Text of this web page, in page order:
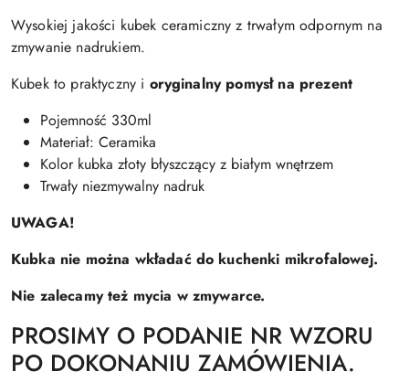
Wysokiej jakości kubek ceramiczny z trwałym odpornym na
zmywanie nadrukiem.
Kubek to praktyczny i oryginalny pomysł na prezent
Pojemność 330ml
Materiał: Ceramika
Kolor kubka złoty błyszczący z białym wnętrzem
Trwały niezmywalny nadruk
UWAGA!
Kubka nie można wkładać do kuchenki mikrofalowej.
Nie zalecamy też mycia w zmywarce.
PROSIMY O PODANIE NR WZORU
PO DOKONANIU ZAMÓWIENIA.